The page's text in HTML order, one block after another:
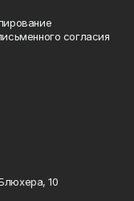
согласия
10